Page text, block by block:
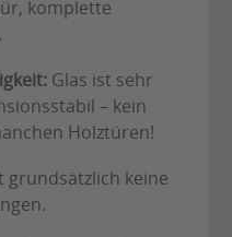
komplette
Glas ist sehr
– kein
Holztüren!
grundsätzlich keine